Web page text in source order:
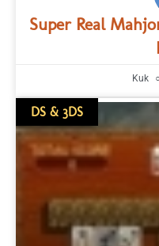
Super Real
Kuk
DS & 3DS